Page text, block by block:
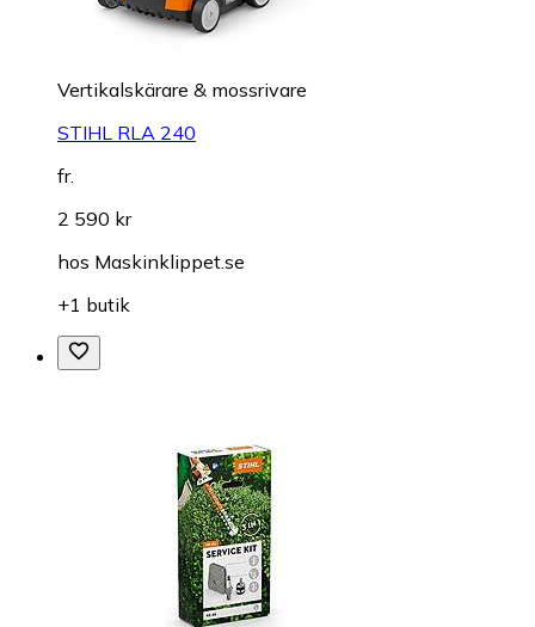
Vertikalskärare & mossrivare
STIHL RLA 240
fr.
2 590 kr
hos Maskinklippet.se
+1 butik